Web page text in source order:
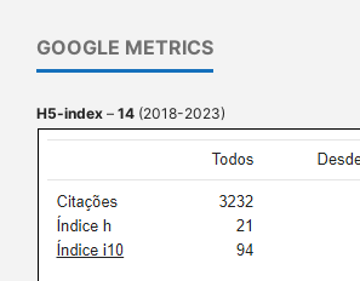
GOOGLE METRICS
H5-index – 14 (2018-2023)